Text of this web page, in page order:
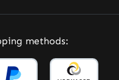
methods: